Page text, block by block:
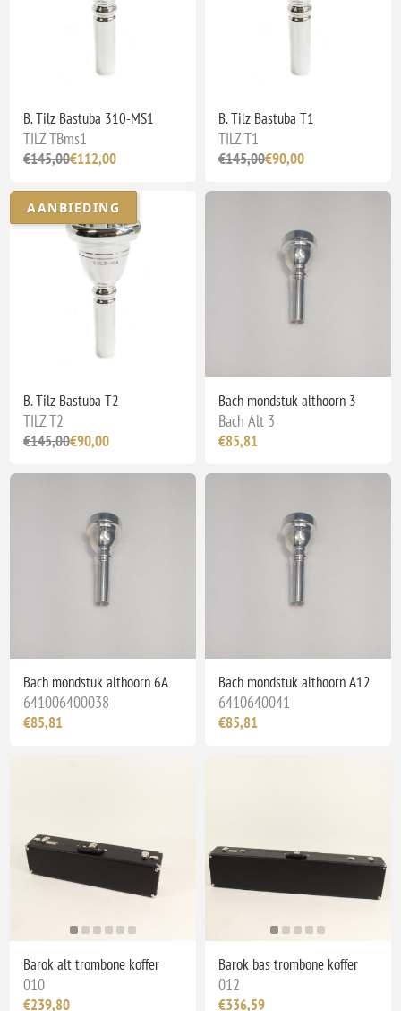
B. Tilz Bastuba 310-MS1
TILZ TBms1
€145,00€112,00
B. Tilz Bastuba T1
TILZ T1
€145,00€90,00
AANBIEDING
B. Tilz Bastuba T2
TILZ T2
€145,00€90,00
Bach mondstuk althoorn 3
Bach Alt 3
€85,81
Bach mondstuk althoorn 6A
641006400038
€85,81
Bach mondstuk althoorn A12
6410640041
€85,81
Barok alt trombone koffer
010
€239,80
Barok bas trombone koffer
012
€336,59